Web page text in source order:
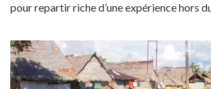
pour repartir riche d’une expérience hors